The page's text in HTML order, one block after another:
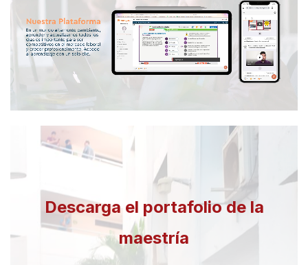
Descarga el portafolio de la
maestría